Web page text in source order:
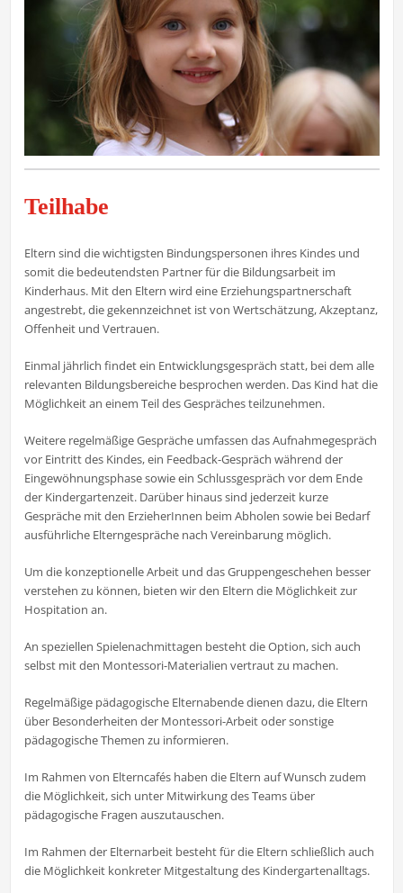
Teilhabe
Eltern sind die wichtigsten Bindungspersonen ihres Kindes und
somit die bedeutendsten Partner für die Bildungsarbeit im
Kinderhaus. Mit den Eltern wird eine Erziehungspartnerschaft
angestrebt, die gekennzeichnet ist von Wertschätzung, Akzeptanz,
Offenheit und Vertrauen.
Einmal jährlich findet ein Entwicklungsgespräch statt, bei dem alle
relevanten Bildungsbereiche besprochen werden. Das Kind hat die
Möglichkeit an einem Teil des Gespräches teilzunehmen.
Weitere regelmäßige Gespräche umfassen das Aufnahmegespräch
vor Eintritt des Kindes, ein Feedback-Gespräch während der
Eingewöhnungsphase sowie ein Schlussgespräch vor dem Ende
der Kindergartenzeit. Darüber hinaus sind jederzeit kurze
Gespräche mit den ErzieherInnen beim Abholen sowie bei Bedarf
ausführliche Elterngespräche nach Vereinbarung möglich.
Um die konzeptionelle Arbeit und das Gruppengeschehen besser
verstehen zu können, bieten wir den Eltern die Möglichkeit zur
Hospitation an.
An speziellen Spielenachmittagen besteht die Option, sich auch
selbst mit den Montessori-Materialien vertraut zu machen.
Regelmäßige pädagogische Elternabende dienen dazu, die Eltern
über Besonderheiten der Montessori-Arbeit oder sonstige
pädagogische Themen zu informieren.
Im Rahmen von Elterncafés haben die Eltern auf Wunsch zudem
die Möglichkeit, sich unter Mitwirkung des Teams über
pädagogische Fragen auszutauschen.
Im Rahmen der Elternarbeit besteht für die Eltern schließlich auch
die Möglichkeit konkreter Mitgestaltung des Kindergartenalltags.